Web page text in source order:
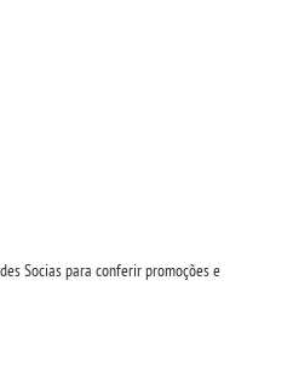
Socias para conferir promoções e